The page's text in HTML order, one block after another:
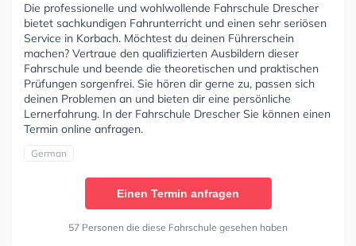
Die professionelle und wohlwollende Fahrschule Drescher
bietet sachkundigen Fahrunterricht und einen sehr seriösen
Service in Korbach. Möchtest du deinen Führerschein
machen? Vertraue den qualifizierten Ausbildern dieser
Fahrschule und beende die theoretischen und praktischen
Prüfungen sorgenfrei. Sie hören dir gerne zu, passen sich
deinen Problemen an und bieten dir eine persönliche
Lernerfahrung. In der Fahrschule Drescher Sie können einen
Termin online anfragen.
German
Einen Termin anfragen
57 Personen die diese Fahrschule gesehen haben